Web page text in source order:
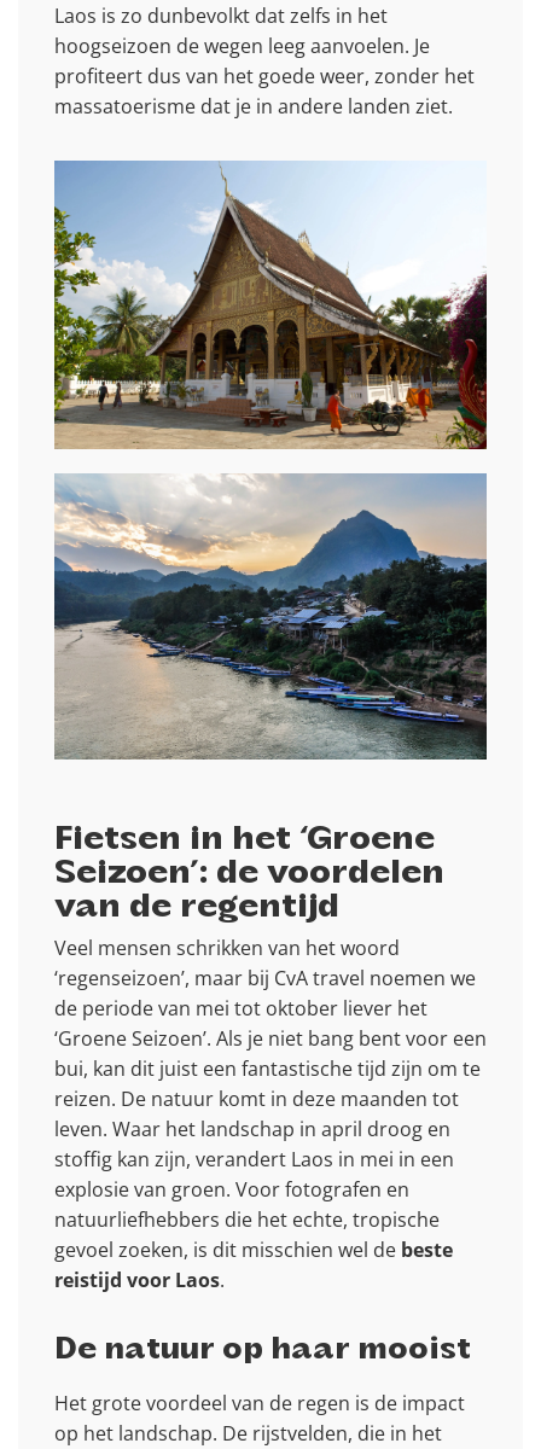
Laos is zo dunbevolkt dat zelfs in het
hoogseizoen de wegen leeg aanvoelen. Je
profiteert dus van het goede weer, zonder het
massatoerisme dat je in andere landen ziet.
Fietsen in het ‘Groene
Seizoen’: de voordelen
van de regentijd
Veel mensen schrikken van het woord
‘regenseizoen’, maar bij CvA travel noemen we
de periode van mei tot oktober liever het
‘Groene Seizoen’. Als je niet bang bent voor een
bui, kan dit juist een fantastische tijd zijn om te
reizen. De natuur komt in deze maanden tot
leven. Waar het landschap in april droog en
stoffig kan zijn, verandert Laos in mei in een
explosie van groen. Voor fotografen en
natuurliefhebbers die het echte, tropische
gevoel zoeken, is dit misschien wel de beste
reistijd voor Laos.
De natuur op haar mooist
Het grote voordeel van de regen is de impact
op het landschap. De rijstvelden, die in het